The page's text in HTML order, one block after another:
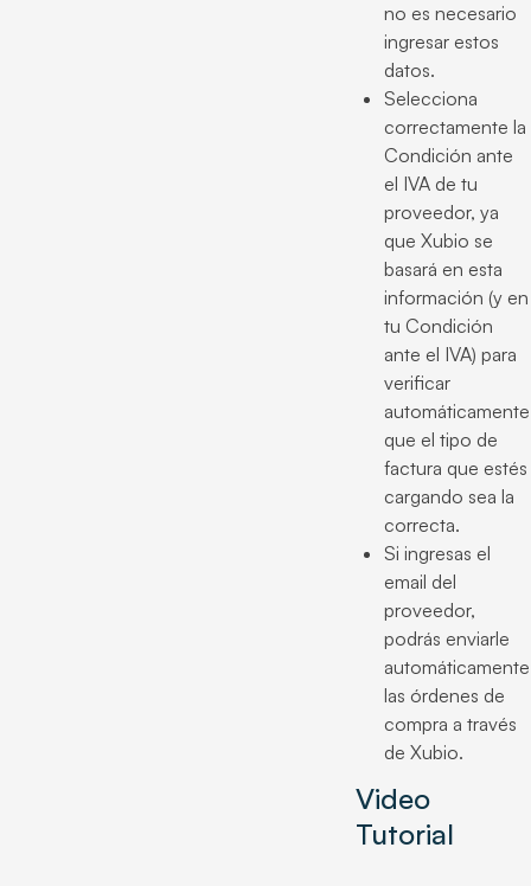
no es necesario
ingresar estos
datos.
Selecciona
correctamente la
Condición ante
el IVA de tu
proveedor, ya
que Xubio se
basará en esta
información (y en
tu Condición
ante el IVA) para
verificar
automáticamente
que el tipo de
factura que estés
cargando sea la
correcta.
Si ingresas el
email del
proveedor,
podrás enviarle
automáticamente
las órdenes de
compra a través
de Xubio.
Video
Tutorial